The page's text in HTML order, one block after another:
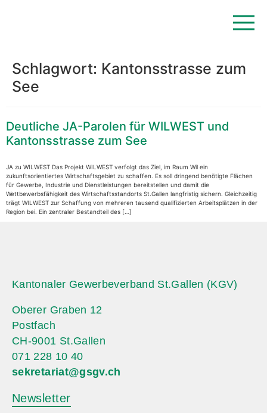
Schlagwort: Kantonsstrasse zum
See
Deutliche JA-Parolen für WILWEST und
Kantonsstrasse zum See
JA zu WILWEST Das Projekt WILWEST verfolgt das Ziel, im Raum Wil ein
zukunftsorientiertes Wirtschaftsgebiet zu schaffen. Es soll dringend benötigte Flächen
für Gewerbe, Industrie und Dienstleistungen bereitstellen und damit die
Wettbewerbsfähigkeit des Wirtschaftsstandorts St.Gallen langfristig sichern. Gleichzeitig
trägt WILWEST zur Schaffung von mehreren tausend qualifizierten Arbeitsplätzen in der
Region bei. Ein zentraler Bestandteil des […]
Kantonaler Gewerbeverband St.Gallen (KGV)
Oberer Graben 12
Postfach
CH-9001 St.Gallen
071 228 10 40
sekretariat@gsgv.ch
Newsletter